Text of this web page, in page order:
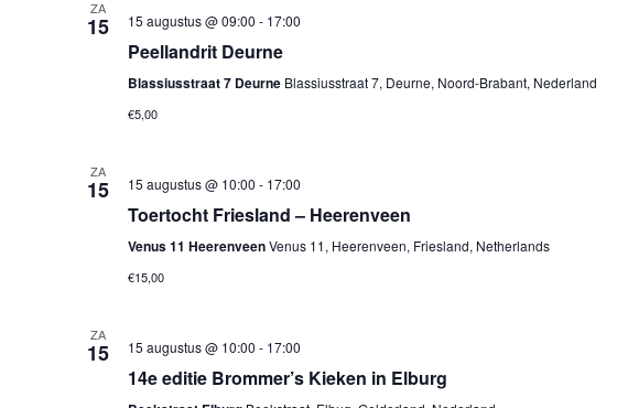
ZA
15 15 augustus @ 09:00 - 17:00
Peellandrit Deurne
Blassiusstraat 7 Deurne Blassiusstraat 7, Deurne, Noord-Brabant, Nederland
€5,00
ZA
15 15 augustus @ 10:00 - 17:00
Toertocht Friesland – Heerenveen
Venus 11 HeerenveenVenus 11, Heerenveen, Friesland, Netherlands
€15,00
ZA
15 15 augustus @ 10:00 - 17:00
14e editie Brommer’s Kieken in Elburg